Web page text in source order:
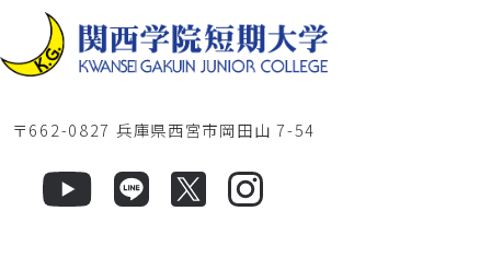
〒662-0827 兵庫県西宮市岡田山 7-54